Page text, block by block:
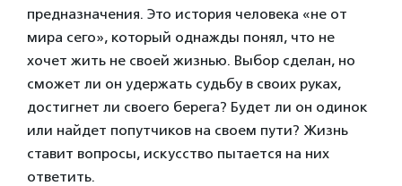
предназначения. Это история человека «не от
мира сего», который однажды понял, что не
хочет жить не своей жизнью. Выбор сделан, но
сможет ли он удержать судьбу в своих руках,
достигнет ли своего берега? Будет ли он одинок
или найдет попутчиков на своем пути? Жизнь
ставит вопросы, искусство пытается на них
ответить.